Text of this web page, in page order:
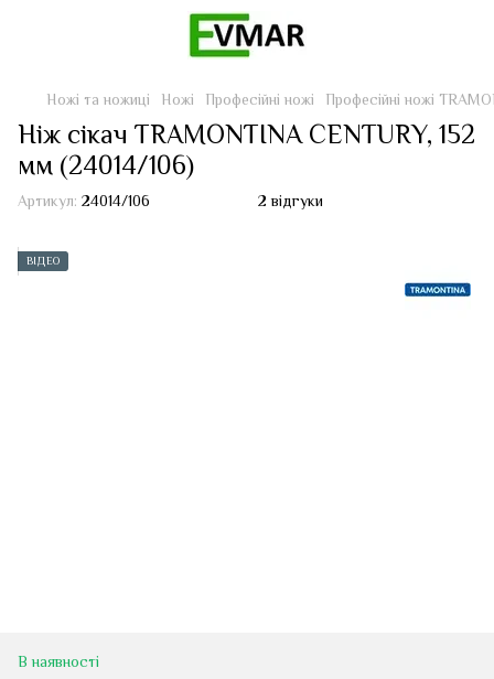
Ножі та ножиці Ножі Професійні ножі Професійні ножі
Ніж сікач TRAMONTINA CENTURY, 152
мм (24014/106)
Артикул: 24014/106 2 відгуки
ВІДЕО
В наявності